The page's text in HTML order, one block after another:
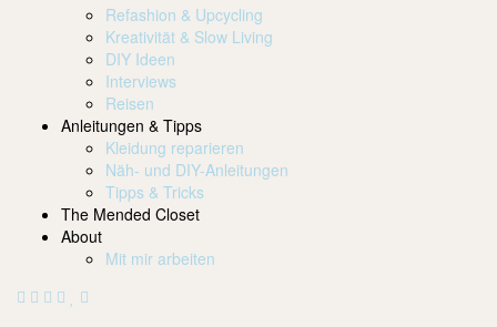
Refashion & Upcycling
Kreativität & Slow Living
DIY Ideen
Interviews
Reisen
Anleitungen & Tipps
Kleidung reparieren
Näh- und DIY-Anleitungen
Tipps & Tricks
The Mended Closet
About
Mit mir arbeiten